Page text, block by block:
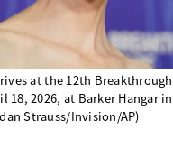
at the 12th
18, 2026, at Barker Hangar
Strauss/Invision/AP)